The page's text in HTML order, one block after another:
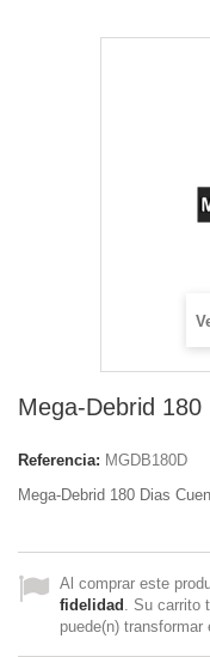
Mega-Debrid
Referencia: MGDB180D
Mega-Debrid 180 Dias
Al comprar este
fidelidad . Su carrito
puede(n)